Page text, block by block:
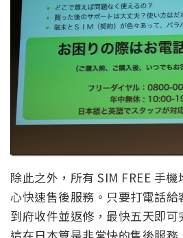
除此之外，所有 SIM FREE 手
心快速售後服務。只要打電話給
到府收件並返修，最快五天即可